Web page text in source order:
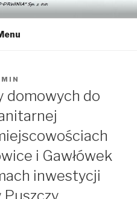
SP. Z O.O.
domowych do
i Gawłówek
inwestycji